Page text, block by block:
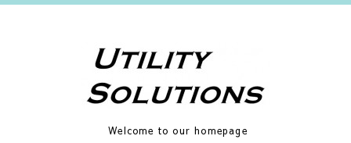
Welcome to our homepage